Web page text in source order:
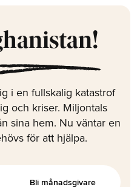
i en fullskalig katastrof
och kriser. Miljontals
sina hem. Nu väntar en
för att hjälpa.
Bli månadsgivare